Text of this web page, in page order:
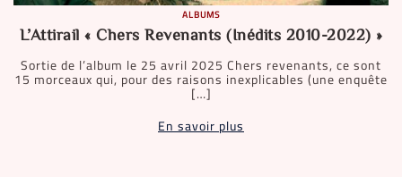
ALBUMS
L’Attirail « Chers Revenants (Inédits 2010-2022) »
Sortie de l’album le 25 avril 2025 Chers revenants, ce sont
15 morceaux qui, pour des raisons inexplicables (une enquête
[…]
En savoir plus